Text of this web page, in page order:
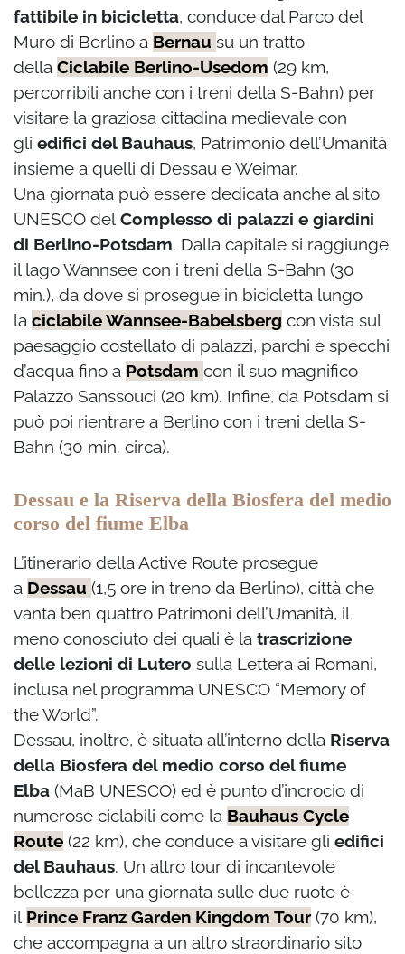
fattibile in bicicletta, conduce dal Parco del
Muro di Berlino a Bernau su un tratto
della Ciclabile Berlino-Usedom (29 km,
percorribili anche con i treni della S-Bahn) per
visitare la graziosa cittadina medievale con
gli edifici del Bauhaus, Patrimonio dell’Umanità
insieme a quelli di Dessau e Weimar.
Una giornata può essere dedicata anche al sito
UNESCO del Complesso di palazzi e giardini
di Berlino-Potsdam. Dalla capitale si raggiunge
il lago Wannsee con i treni della S-Bahn (30
min.), da dove si prosegue in bicicletta lungo
la ciclabile Wannsee-Babelsberg con vista sul
paesaggio costellato di palazzi, parchi e specchi
d’acqua fino a Potsdam con il suo magnifico
Palazzo Sanssouci (20 km). Infine, da Potsdam si
può poi rientrare a Berlino con i treni della S-
Bahn (30 min. circa).
Dessau e la Riserva della Biosfera del medio
corso del fiume Elba
L’itinerario della Active Route prosegue
a Dessau (1,5 ore in treno da Berlino), città che
vanta ben quattro Patrimoni dell’Umanità, il
meno conosciuto dei quali è la trascrizione
delle lezioni di Lutero sulla Lettera ai Romani,
inclusa nel programma UNESCO “Memory of
the World”.
Dessau, inoltre, è situata all’interno della Riserva
della Biosfera del medio corso del fiume
Elba (MaB UNESCO) ed è punto d’incrocio di
numerose ciclabili come la Bauhaus Cycle
Route (22 km), che conduce a visitare gli edifici
del Bauhaus. Un altro tour di incantevole
bellezza per una giornata sulle due ruote è
il Prince Franz Garden Kingdom Tour(70 km),
che accompagna a un altro straordinario sito